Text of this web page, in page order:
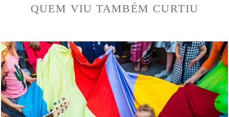
QUEM VIU TAMBÉM CURTIU